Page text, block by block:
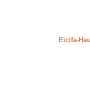
Eicifa-